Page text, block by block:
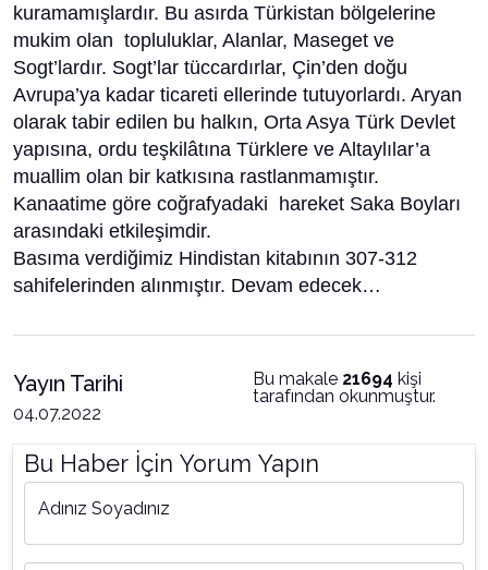
kuramamışlardır. Bu asırda Türkistan bölgelerine
mukim olan topluluklar, Alanlar, Maseget ve
Sogt’lardır. Sogt’lar tüccardırlar, Çin’den doğu
Avrupa’ya kadar ticareti ellerinde tutuyorlardı. Aryan
olarak tabir edilen bu halkın, Orta Asya Türk Devlet
yapısına, ordu teşkilâtına Türklere ve Altaylılar’a
muallim olan bir katkısına rastlanmamıştır.
Kanaatime göre coğrafyadaki hareket Saka Boyları
arasındaki etkileşimdir.
Basıma verdiğimiz Hindistan kitabının 307-312
sahifelerinden alınmıştır. Devam edecek…
Yayın Tarihi
04.07.2022
Bu makale 21694 kişi
tarafından okunmuştur.
Bu Haber İçin Yorum Yapın
Adınız Soyadınız